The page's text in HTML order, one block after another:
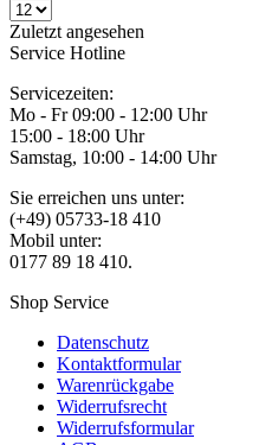
Zuletzt angesehen
Service Hotline
Servicezeiten:
Mo - Fr 09:00 - 12:00 Uhr
15:00 - 18:00 Uhr
Samstag, 10:00 - 14:00 Uhr
Sie erreichen uns unter:
(+49) 05733-18 410
Mobil unter:
0177 89 18 410.
Shop Service
Datenschutz
Kontaktformular
Warenrückgabe
Widerrufsrecht
Widerrufsformular